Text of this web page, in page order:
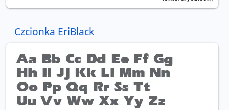
Czcionka EriBlack